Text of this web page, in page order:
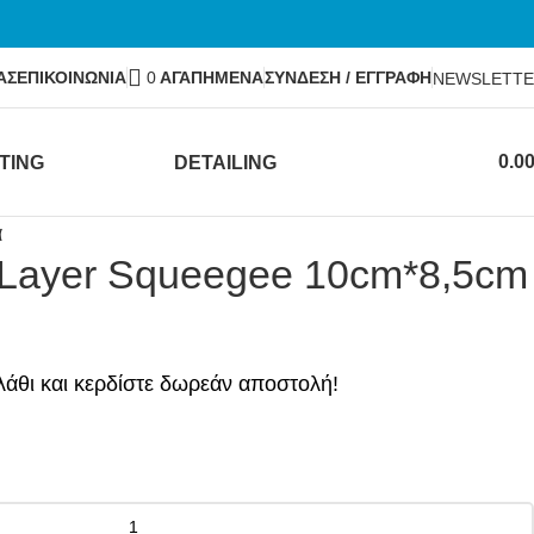
ΕΠΙΚΟΙΝΩΝΙΑ 0 ΑΓΑΠΗΜΕΝΑΣΥΝΔΕΣΗ / ΕΓΓΡΑΦΗ
DETAILING 0.00
Squeegee 10cm*8,5cm
και κερδίστε δωρεάν αποστολή!